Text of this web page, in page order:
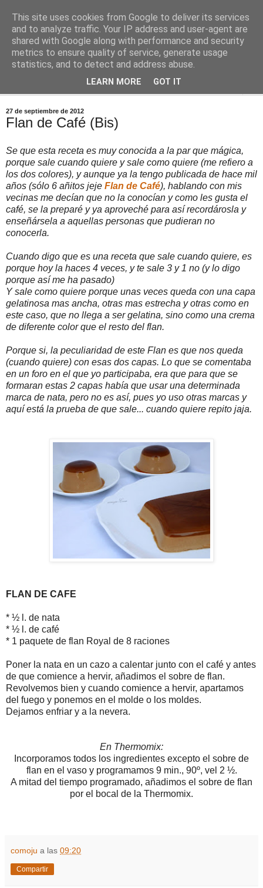
Comoju
La Cocina del Día a Día y el día a día de la Gastronomía
27 de septiembre de 2012
Flan de Café (Bis)
Se que esta receta es muy conocida a la par que mágica,
porque sale cuando quiere y sale como quiere (me refiero a
los dos colores), y aunque ya la tengo publicada de hace mil
años (sólo 6 añitos jeje Flan de Café), hablando con mis
vecinas me decían que no la conocían y como les gusta el
café, se la preparé y ya aproveché para así recordárosla y
enseñársela a aquellas personas que pudieran no
conocerla.
Cuando digo que es una receta que sale cuando quiere, es
porque hoy la haces 4 veces, y te sale 3 y 1 no (y lo digo
porque así me ha pasado)
Y sale como quiere porque unas veces queda con una capa
gelatinosa mas ancha, otras mas estrecha y otras como en
este caso, que no llega a ser gelatina, sino como una crema
de diferente color que el resto del flan.
Porque si, la peculiaridad de este Flan es que nos queda
(cuando quiere) con esas dos capas. Lo que se comentaba
en un foro en el que yo participaba, era que para que se
formaran estas 2 capas había que usar una determinada
marca de nata, pero no es así, pues yo uso otras marcas y
aquí está la prueba de que sale... cuando quiere repito jaja.
FLAN DE CAFE
* ½ l. de nata
* ½ l. de café
* 1 paquete de flan Royal de 8 raciones
Poner la nata en un cazo a calentar junto con el café y antes
de que comience a hervir, añadimos el sobre de flan.
Revolvemos bien y cuando comience a hervir, apartamos
del fuego y ponemos en el molde o los moldes.
Dejamos enfriar y a la nevera.
En Thermomix:
Incorporamos todos los ingredientes excepto el sobre de
flan en el vaso y programamos 9 min., 90º, vel 2 ½.
A mitad del tiempo programado, añadimos el sobre de flan
por el bocal de la Thermomix.
comoju a las 09:20
Compartir
This site uses cookies from Google to deliver its services
and to analyze traffic. Your IP address and user-agent are
shared with Google along with performance and security
metrics to ensure quality of service, generate usage
statistics, and to detect and address abuse.
LEARN MORE GOT IT